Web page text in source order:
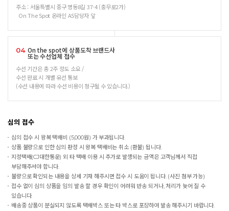
주소 : 서울특별시 중구 명동8길 37-4 (충무로2가)
On The Spot 온라인 AS담당자 앞
04 On the spot에 상품도착 브랜드사
또는 수선업체 접수
수선 기간은 총 2주 정도 소요 /
수선 완료 시 개별 유선 통보
(수선 내용에 따라 수선 비용이 청구될 수 있습니다.)
심의 접수
심의 접수 시 왕복 택배비 (5,000원) 가 부과됩니다.
상품 불량으로 인한 심의 판정 시 왕복 택배비는 취소 (환불) 됩니다.
지정택배(CJ대한통운) 외 타 택배 이용 시 추가로 발생되는 금액은 고객님께서 직접
부담해주셔야 합니다.
불량으로 확인되는 내용을 상세 기재 해주시면 접수 시 도움이 됩니다. (사진 첨부 가능)
접수 없이 심의 상품을 임의 발송 할 경우 확인이 어려워 반송 되거나, 처리가 늦어 질 수
있습니다.
배송중 상품이 분실되지 않도록 택배박스 또는 타 박스로 포장하여 발송 해주시기 바랍니다.